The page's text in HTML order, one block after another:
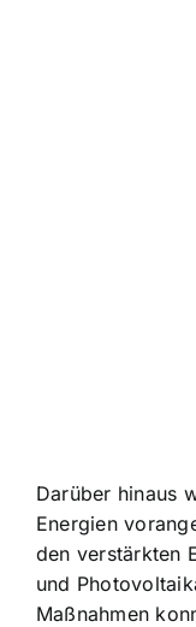
Darüber hinaus
Energien
den verstärkten
und
Maßnahmen